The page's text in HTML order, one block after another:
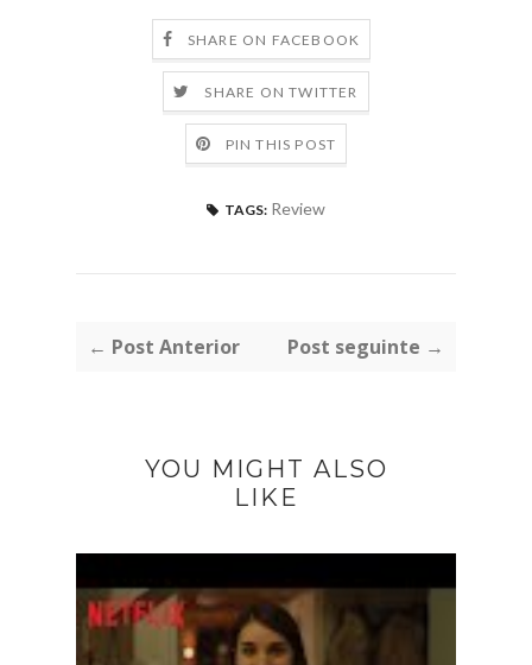
SHARE ON FACEBOOK
SHARE ON TWITTER
PIN THIS POST
TAGS: Review
← Post Anterior Post seguinte →
YOU MIGHT ALSO
LIKE